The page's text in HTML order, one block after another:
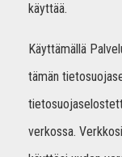
käyttää.
Käyttämällä
tämän
verkossa.